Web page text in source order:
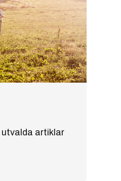
artiklar